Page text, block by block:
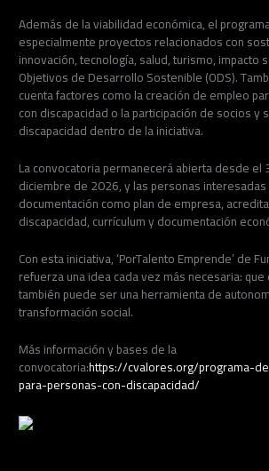
Además de la viabilidad económica, el
especialmente proyectos relacionados con
innovación, tecnología, salud, turismo, impacto
Objetivos de Desarrollo Sostenible (ODS).
cuenta factores como la creación de empleo
con discapacidad o la participación de socios y
discapacidad dentro de la iniciativa.
La convocatoria permanecerá abierta desde el
diciembre de 2026, y las personas
documentación como plan de empresa,
discapacidad, currículum y documentación
Con esta iniciativa, ‘PorTalento Emprende’ de
refuerza una idea cada vez más necesaria:
también puede ser una herramienta de
transformación social.
Más información y bases de la
convocatoria:https://cvalores.org/programa-
para-personas-con-discapacidad/